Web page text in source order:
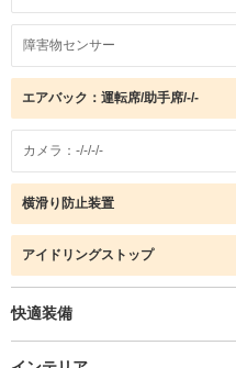
障害物センサー
エアバック：運転席/助手席/-/-
カメラ：-/-/-/-
横滑り防止装置
アイドリングストップ
快適装備